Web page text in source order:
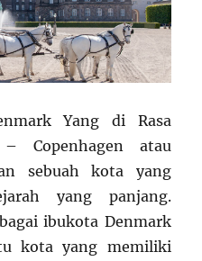
Yang di Rasa
Copenhagen atau
sebuah kota yang
yang panjang.
ibukota Denmark
kota yang memiliki